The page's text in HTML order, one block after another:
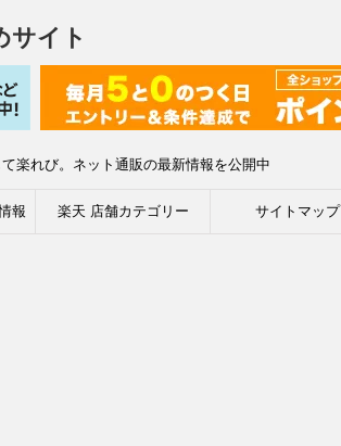
サイト
楽れび。ネット通販の最新情報を公開中
報 楽天 店舗カテゴリー サイトマップ